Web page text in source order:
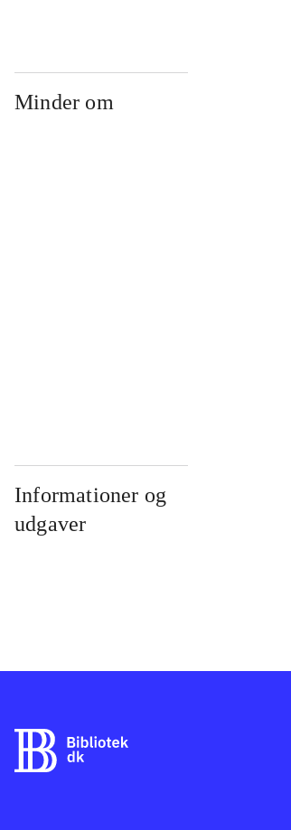
Minder om
Informationer og
udgaver